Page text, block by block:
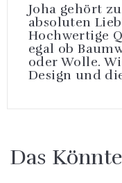
Joha gehört
absoluten
Hochwertige
egal ob
oder Wolle.
Design und
Das